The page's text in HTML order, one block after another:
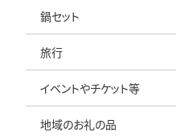
鍋セット
旅行
イベントやチケット等
地域のお礼の品